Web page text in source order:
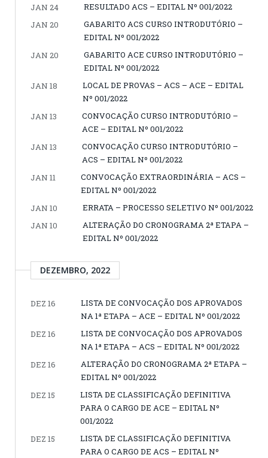
JAN 24
RESULTADO ACS – EDITAL Nº 001/2022
JAN 20
GABARITO ACS CURSO INTRODUTÓRIO –
EDITAL Nº 001/2022
JAN 20
GABARITO ACE CURSO INTRODUTÓRIO –
EDITAL Nº 001/2022
JAN 18
LOCAL DE PROVAS – ACS – ACE – EDITAL
Nº 001/2022
JAN 13
CONVOCAÇÃO CURSO INTRODUTÓRIO –
ACE – EDITAL Nº 001/2022
JAN 13
CONVOCAÇÃO CURSO INTRODUTÓRIO –
ACS – EDITAL Nº 001/2022
JAN 11
CONVOCAÇÃO EXTRAORDINÁRIA – ACS –
EDITAL Nº 001/2022
JAN 10
ERRATA – PROCESSO SELETIVO Nº 001/2022
JAN 10
ALTERAÇÃO DO CRONOGRAMA 2ª ETAPA –
EDITAL Nº 001/2022
DEZEMBRO, 2022
DEZ 16
LISTA DE CONVOCAÇÃO DOS APROVADOS
NA 1ª ETAPA – ACE – EDITAL Nº 001/2022
DEZ 16
LISTA DE CONVOCAÇÃO DOS APROVADOS
NA 1ª ETAPA – ACS – EDITAL Nº 001/2022
DEZ 16
ALTERAÇÃO DO CRONOGRAMA 2ª ETAPA –
EDITAL Nº 001/2022
DEZ 15
LISTA DE CLASSIFICAÇÃO DEFINITIVA
PARA O CARGO DE ACE – EDITAL Nº
001/2022
DEZ 15
LISTA DE CLASSIFICAÇÃO DEFINITIVA
PARA O CARGO DE ACS – EDITAL Nº